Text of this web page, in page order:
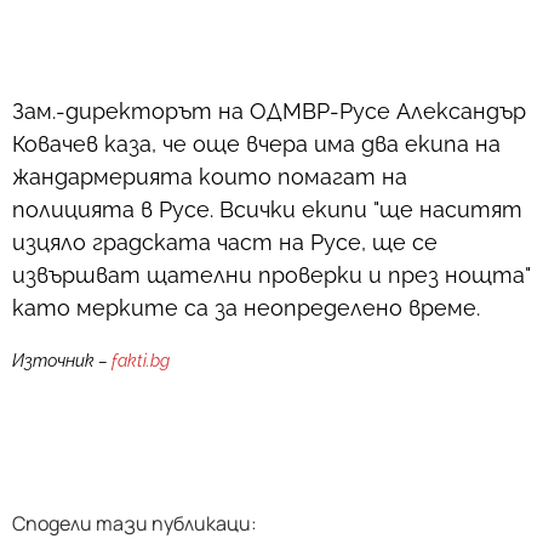
Зам.-директорът на ОДМВР-Русе Александър
Ковачев каза, че още вчера има два екипа на
жандармерията които помагат на
полицията в Русе. Всички екипи "ще наситят
изцяло градската част на Русе, ще се
извършват щателни проверки и през нощта"
като мерките са за неопределено време.
Източник – fakti.bg